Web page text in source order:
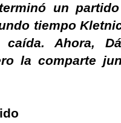
un
tiempo
Ahora,
la comparte